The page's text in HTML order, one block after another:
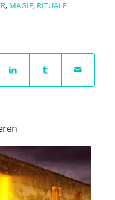
, MAGIE, RITUALE